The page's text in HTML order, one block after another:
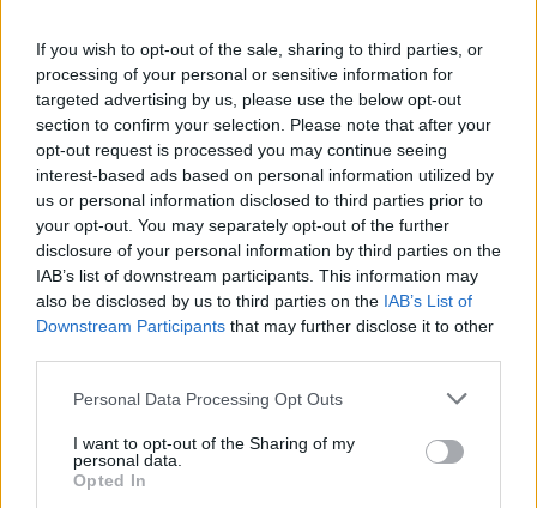
If you wish to opt-out of the sale, sharing to third parties, or
processing of your personal or sensitive information for
targeted advertising by us, please use the below opt-out
section to confirm your selection. Please note that after your
opt-out request is processed you may continue seeing
interest-based ads based on personal information utilized by
us or personal information disclosed to third parties prior to
your opt-out. You may separately opt-out of the further
disclosure of your personal information by third parties on the
IAB’s list of downstream participants. This information may
also be disclosed by us to third parties on the IAB’s List of
Downstream Participants that may further disclose it to other
Please note that this website/app uses one or more Google
not limited to your visit or usage behaviour. You may click to
grant or deny consent to Google and its third-party tags to
use your data for below specified purposes in below Google
Personal Data Processing Opt Outs
I want to opt-out of the Sharing of my
personal data.
Opted In
Notizie in tempo reale?
Entra nel canale telegram di
GalluraOggi.it
Ricevi le nostre ultime news
daGoogle News
Condividi l'articolo